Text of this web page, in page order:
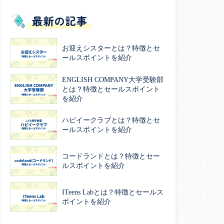
最新の記事
お迎えシスターとは？特徴とセ
ールスポイントを紹介
ENGLISH COMPANY大学受験部
とは？特徴とセールスポイント
を紹介
ハピイークラブとは？特徴とセ
ールスポイントを紹介
コードランドとは？特徴とセー
ルスポイントを紹介
ITeens Labとは？特徴とセールス
ポイントを紹介